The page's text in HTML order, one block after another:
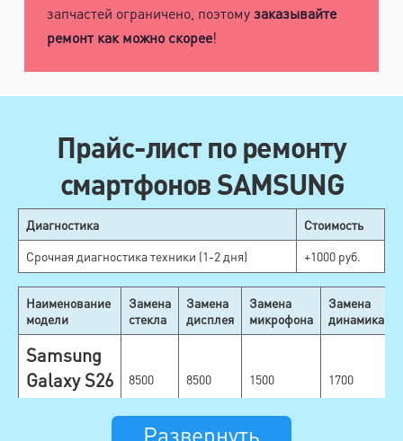
запчастей ограничено, поэтомузаказывайте
ремонт как можно скорее!
Прайс-лист по ремонту
смартфонов SAMSUNG
Диагностика
Стоимость
Срочная диагностика техники (1-2 дня)
+1000 руб.
Наименование
модели
Замена
стекла
Замена
дисплея
Замена
микрофона
Замена
динамика
Samsung
Galaxy S26
Ultra
8500 8500 1500 1700
Развернуть